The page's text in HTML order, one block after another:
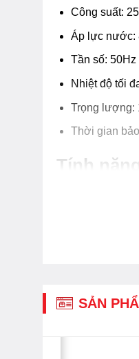
Công suất:
Áp lực nước:
Tần số: 50Hz
Nhiệt độ tối
Trọng lượng:
Thời gian
Tính
Bình tráng
Thanh Magie
SẢN